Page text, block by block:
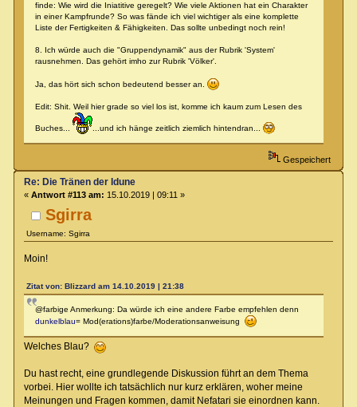
finde: Wie wird die Iniatitive geregelt? Wie viele Aktionen hat ein Charakter
in einer Kampfrunde? So was fände ich viel wichtiger als eine komplette
Liste der Fertigkeiten & Fähigkeiten. Das sollte unbedingt noch rein!
8. Ich würde auch die "Gruppendynamik" aus der Rubrik 'System'
rausnehmen. Das gehört imho zur Rubrik 'Völker'.
Ja, das hört sich schon bedeutend besser an.
Edit: Shit. Weil hier grade so viel los ist, komme ich kaum zum Lesen des
Buches... ...und ich hänge zeitlich ziemlich hintendran...
Gespeichert
Sgirra
Username: Sgirra
Re: Die Tränen der Idune
« Antwort #113 am: 15.10.2019 | 09:11 »
Moin!
Zitat von: Blizzard am 14.10.2019 | 21:38
@farbige Anmerkung: Da würde ich eine andere Farbe empfehlen denn
dunkelblau= Mod(erations)farbe/Moderationsanweisung
Welches Blau?
Du hast recht, eine grundlegende Diskussion führt an dem Thema
vorbei. Hier wollte ich tatsächlich nur kurz erklären, woher meine
Meinungen und Fragen kommen, damit Nefatari sie einordnen kann.